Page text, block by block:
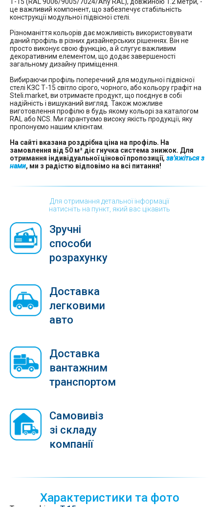
Т-15 (RAL 9006/9005/7024/Any RAL), довжиною 1.2 метри, -
це важливий компонент, що забезпечує стабільність
конструкції модульної підвісної стелі.
Різноманіття кольорів дає можливість використовувати
даний профіль в різних дизайнерських рішеннях. Він не
просто виконує свою функцію, а й слугує важливим
декоративним елементом, що додає завершеності
загальному дизайну приміщення.
Вибираючи профіль поперечний для модульної підвісної
стелі КЗС Т-15 світло сірого, чорного, або кольору графіт на
Steli.market, ви отримаєте продукт, що поєднує в собі
надійність і вишуканий вигляд. Також можливе
виготовлення профілю в будь якому кольорі за каталогом
RAL або NCS. Ми гарантуємо високу якість продукції, яку
пропонуємо нашим клієнтам.
На сайті вказана роздрібна ціна на профіль. На
замовлення від 50 м² діє гнучка система знижок. Для
отримання індивідуальної цінової пропозиції, зв'яжіться з
нами, ми з радістю відповімо на всі питання!
Для отримання детальної інформації
натисніть на пункт, який вас цікавить
Зручні
способи
розрахунку
Доставка
легковими
авто
Доставка
вантажним
транспортом
Самовивіз
зі складу
компанії
Характеристики та фото